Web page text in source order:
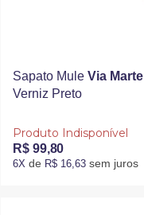
Sapato MuleVia Marte
Verniz Preto
Produto Indisponível
R$ 99,80
6X de R$ 16,63 sem juros